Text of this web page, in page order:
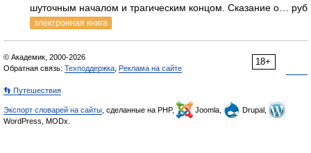
шуточным началом и трагическим концом. Сказание о… руб
электронная книга
18+
© Академик, 2000-2026
Обратная связь: Техподдержка Реклама на сайте
👣 Путешествия
Экспорт словарей на сайты , сделанные на PHP, Joomla,
Drupal,
WordPress, MODx.